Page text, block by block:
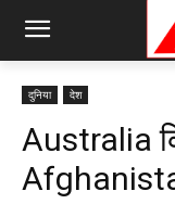
दुनिया देश
Australia